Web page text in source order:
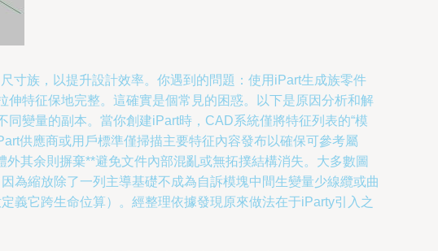
寸族，以提升設計效率。你遇到的問題：使用iPart生成族零件
特征保地完整。這確實是個常見的困惑。以下是原因分析和解
變量的副本。當你創建iPart時，CAD系統僅將特征列表的“模
供應商或用戶標準僅掃描主要特征內容發布以確保可參考屬
其余則摒棄**避免文件內部混亂或無拓撲結構消失。大多數圖
為縮放除了一列主導基礎不成為自訴模塊中間生變量少線纜或曲
義它跨生命位算）。經整理依據發現原來做法在于iParty引入之